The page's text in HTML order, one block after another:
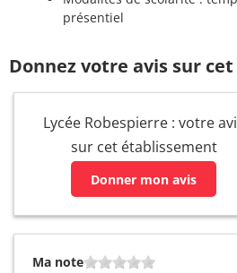
présentiel
Donnez votre avis sur
Lycée Robespierre : votre
sur cet établissement
Donner mon avis
Ma note